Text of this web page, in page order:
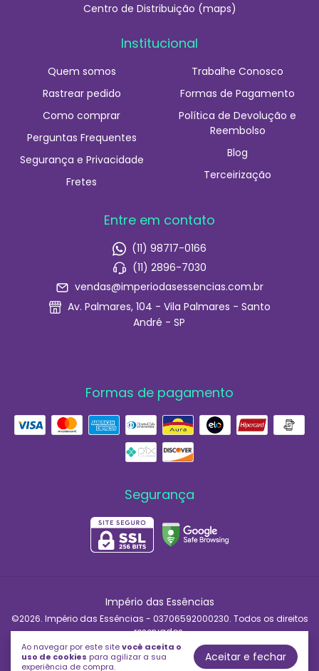
Ao navegar por este sitevocê aceita o
uso de cookies para agilizar a sua
experiência de compra.
Aceitar e fechar
Centro de Distribuição (maps)
Institucional
Quem somos
Rastrear pedido
Como comprar
Perguntas Frequentes
Segurança e Privacidade
Fretes
Trabalhe Conosco
Formas de Pagamento
Política de Devolução e
Reembolso
Blog
Terceirização
Entre em contato
(11) 98717-0166
(11) 2896-7030
vendas@imperiodasessencias.com.br
Av. Palmares, 104 - Vila Palmares - Santo
André - SP
Formas de pagamento
Segurança
Império das Essências
©2026. Império das Essências - 03706592000230. Todos os direitos
reservados.